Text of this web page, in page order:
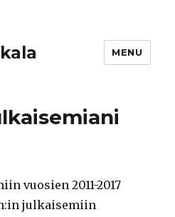
MENU
vuosien 2011-2017
julkaisemiin